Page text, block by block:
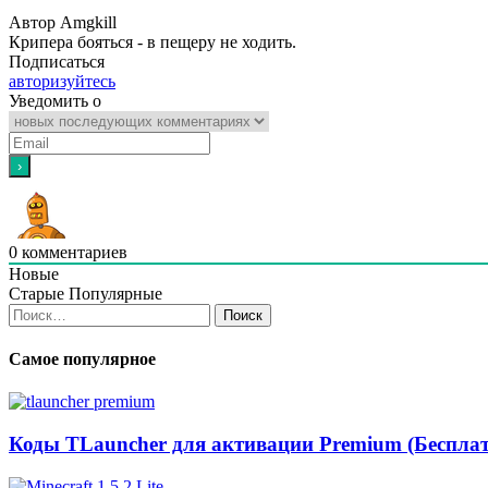
Автор Amgkill
Крипера бояться - в пещеру не ходить.
Подписаться
авторизуйтесь
Уведомить о
0 комментариев
Новые
Старые Популярные
Найти:
Самое популярное
Коды TLauncher для активации Premium